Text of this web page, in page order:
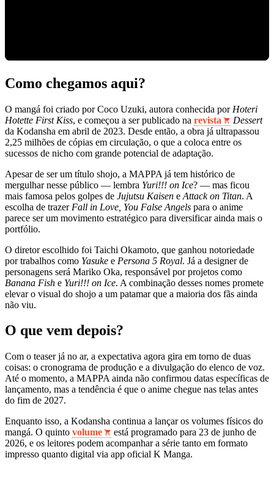
Como chegamos aqui?
O mangá foi criado por Coco Uzuki, autora conhecida por Hoteri
Hotette First Kiss, e começou a ser publicado na revista
Dessert
da Kodansha em abril de 2023. Desde então, a obra já ultrapassou
2,25 milhões de cópias em circulação, o que a coloca entre os
sucessos de nicho com grande potencial de adaptação.
Apesar de ser um título shojo, a MAPPA já tem histórico de
mergulhar nesse público — lembra Yuri!!! on Ice? — mas ficou
mais famosa pelos golpes de Jujutsu Kaisen e Attack on Titan. A
escolha de trazer Fall in Love, You False Angels para o anime
parece ser um movimento estratégico para diversificar ainda mais o
portfólio.
O diretor escolhido foi Taichi Okamoto, que ganhou notoriedade
por trabalhos como Yasuke e Persona 5 Royal. Já a designer de
personagens será Mariko Oka, responsável por projetos como
Banana Fish e Yuri!!! on Ice. A combinação desses nomes promete
elevar o visual do shojo a um patamar que a maioria dos fãs ainda
não viu.
O que vem depois?
Com o teaser já no ar, a expectativa agora gira em torno de duas
coisas: o cronograma de produção e a divulgação do elenco de voz.
Até o momento, a MAPPA ainda não confirmou datas específicas de
lançamento, mas a tendência é que o anime chegue nas telas antes
do fim de 2027.
Enquanto isso, a Kodansha continua a lançar os volumes físicos do
mangá. O quinto volume
está programado para 23 de junho de
2026, e os leitores podem acompanhar a série tanto em formato
impresso quanto digital via app oficial K Manga.